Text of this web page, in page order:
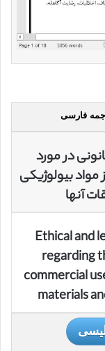
فارسی
در مورد
مواد بیولوژیکی
آنها
Ethical and
regarding
commercial
materials